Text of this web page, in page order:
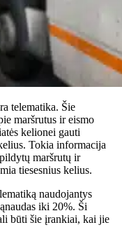
telematika. Šie
maršrutus ir eismo
kelionei gauti
Tokia informacija
maršrutų ir
tiesesnius kelius.
naudojantys
iki 20%. Ši
būti šie įrankiai, kai jie